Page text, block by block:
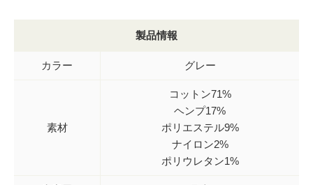
製品情報
カラー グレー
素材
コットン71%
ヘンプ17%
ポリエステル9%
ナイロン2%
ポリウレタン1%